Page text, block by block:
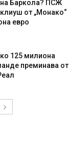
Баркола? ПСЖ
от „Монако“
евро
125 милиона
преминава от